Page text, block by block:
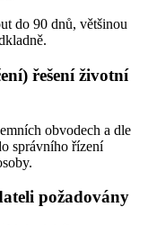
do 90 dnů, většinou
řešení životní
obvodech a dle
správního řízení
požadovány